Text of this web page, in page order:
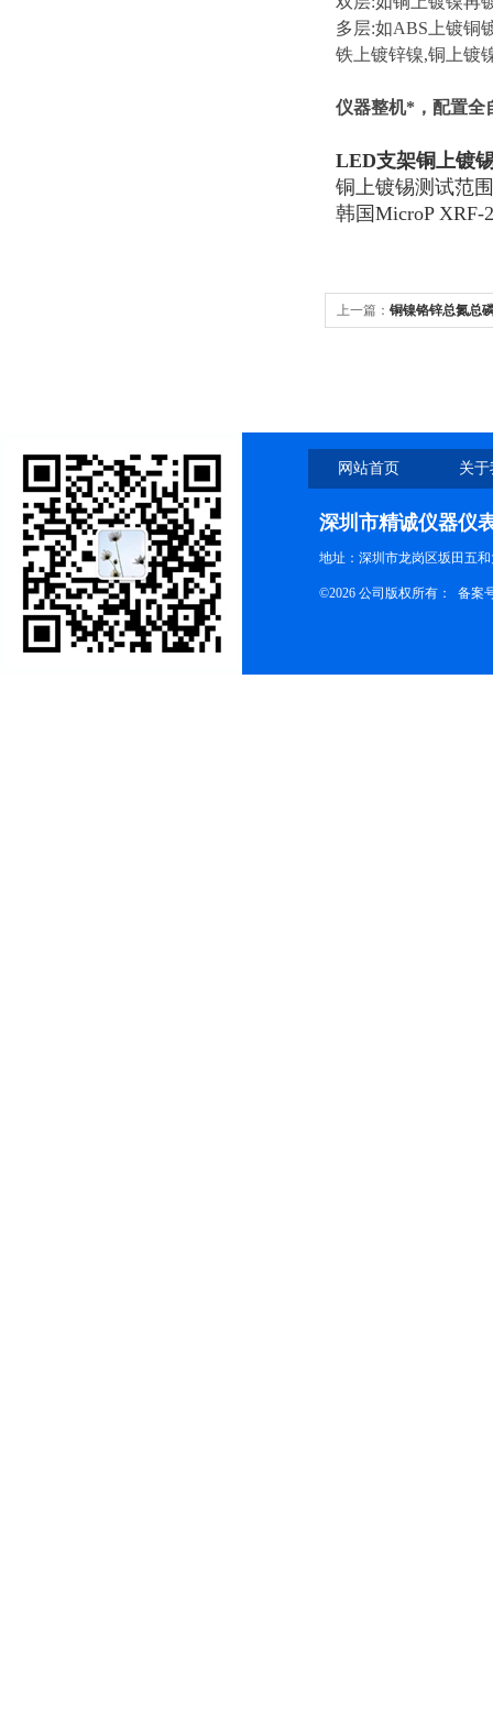
多层:如ABS上镀铜
铁上镀锌镍,铜上镀
仪器整机*，配置全
LED支架铜上镀
铜上镀锡测试范
韩国MicroP XRF-
上一篇： 铜镍铬锌总氮总
网站首页 关
深圳市精诚仪器仪
地址：深圳市龙岗区坂田五
©2026 公司版权所有： 备案